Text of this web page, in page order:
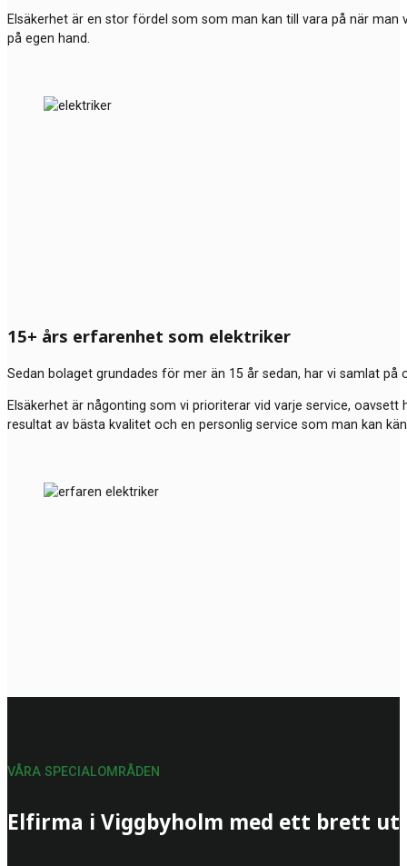
Elsäkerhet är en stor fördel som som man kan till vara på när
på egen hand.
15+ års erfarenhet som elektriker
Sedan bolaget grundades för mer än 15 år sedan, har vi samlat
Elsäkerhet är någonting som vi prioriterar vid varje service,
resultat av bästa kvalitet och en personlig service som man kan
Elfirma i Viggbyholm med ett brett
VÅRA SPECIALOMRÅDEN